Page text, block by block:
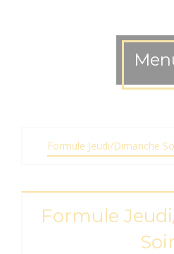
Formule Jeudi/Dimanche
Formule
Soir